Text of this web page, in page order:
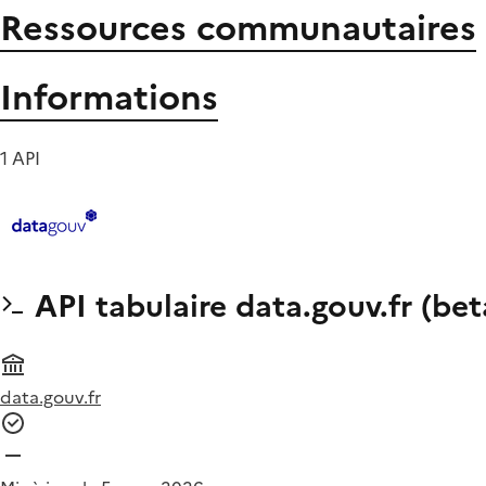
Ressources communautaires
Informations
1 API
API tabulaire data.gouv.fr
data.gouv.fr